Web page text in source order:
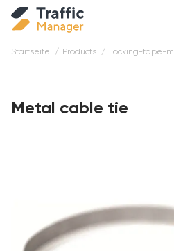
Startseite products locking-tape-
Metal cable tie